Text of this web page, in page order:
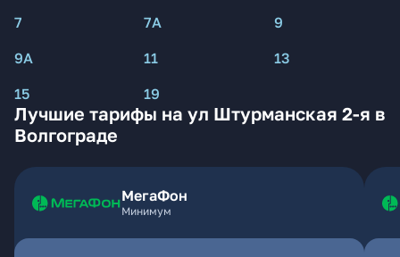
7
7А
9
9А
11
13
15
19
Лучшие тарифы на ул Штурманская 2-я в
Волгограде
МегаФон
Минимум